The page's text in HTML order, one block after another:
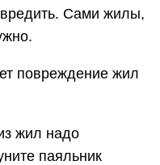
Сами жилы,
повреждение жил
жил надо
паяльник